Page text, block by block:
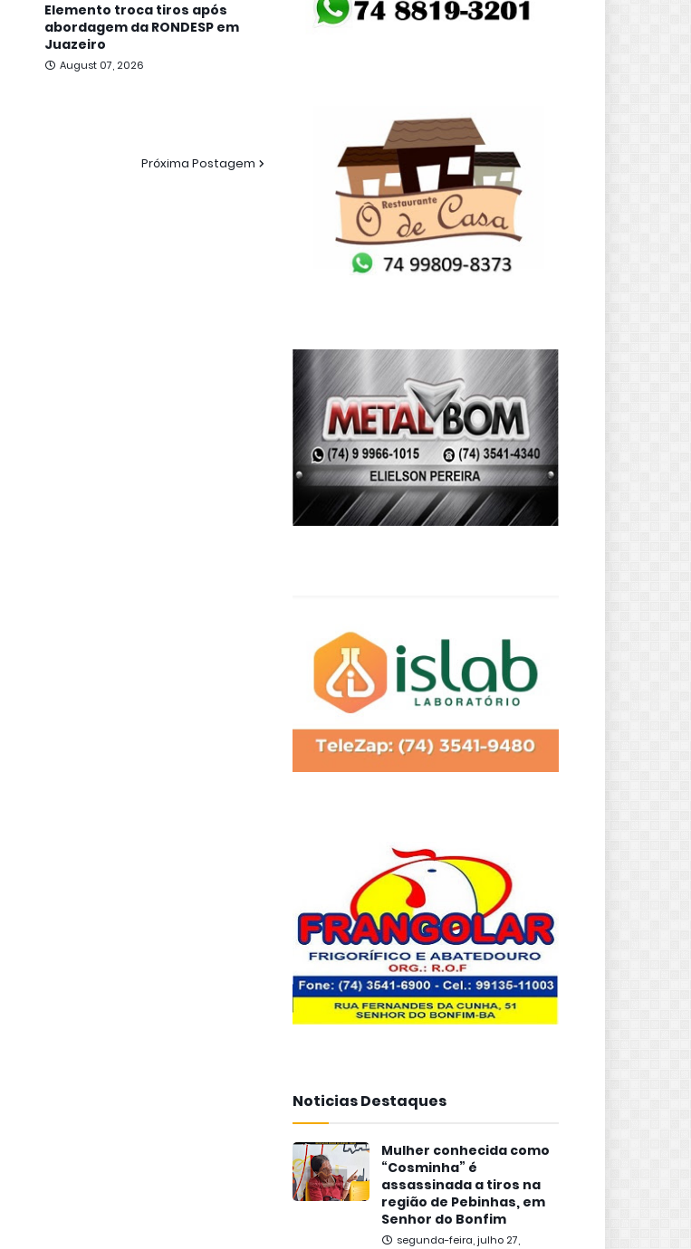
Elemento troca tiros após
abordagem da RONDESP em
Juazeiro
August 07, 2026
Próxima Postagem
Noticias Destaques
Mulher conhecida como
“Cosminha” é
assassinada a tiros na
região de Pebinhas, em
Senhor do Bonfim
segunda-feira, julho 27,